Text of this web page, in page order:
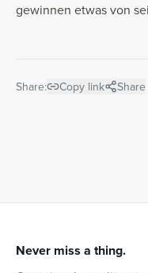
gewinnen etwas von
Share: Copy link Share
Never miss a thing.